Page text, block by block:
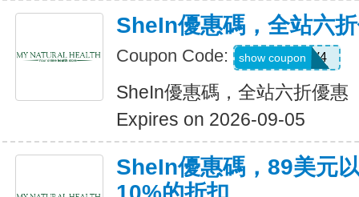
SheIn優惠碼，全站六
Coupon Code: LS8V4
show coupon
SheIn優惠碼，全站六折優惠
Expires on 2026-09-05
SheIn優惠碼，89美元